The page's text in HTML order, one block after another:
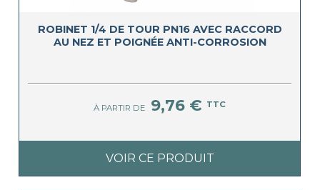
ROBINET 1/4 DE TOUR PN16 AVEC RACCORD
AU NEZ ET POIGNÉE ANTI-CORROSION
À PARTIR DE 9,76 € TTC
VOIR CE PRODUIT